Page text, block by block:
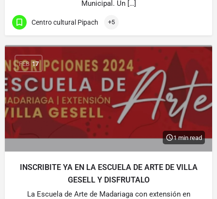
Municipal. Un […]
Centro cultural Pipach +5
FEB 17
1 min read
INSCRIBITE YA EN LA ESCUELA DE ARTE DE VILLA
GESELL Y DISFRUTALO
La Escuela de Arte de Madariaga con extensión en